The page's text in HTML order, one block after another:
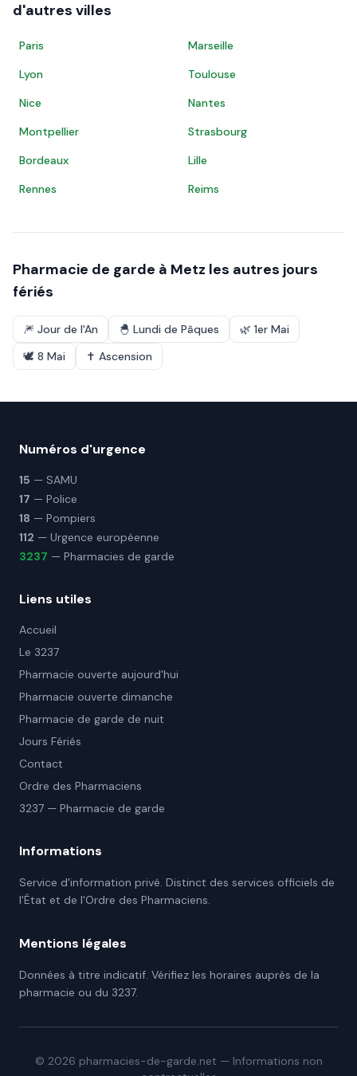
d'autres villes
Paris
Marseille
Lyon
Toulouse
Nice
Nantes
Montpellier
Strasbourg
Bordeaux
Lille
Rennes
Reims
Pharmacie de garde à Metz les autres jours
fériés
🎆 Jour de l'An 🐣 Lundi de Pâques 🌿 1er Mai
🕊️ 8 Mai ✝️ Ascension
Numéros d'urgence
15 — SAMU
17 — Police
18 — Pompiers
112 — Urgence européenne
3237 — Pharmacies de garde
Liens utiles
Accueil
Le 3237
Pharmacie ouverte aujourd'hui
Pharmacie ouverte dimanche
Pharmacie de garde de nuit
Jours Fériés
Contact
Ordre des Pharmaciens
3237 — Pharmacie de garde
Informations
Service d'information privé. Distinct des services officiels de
l'État et de l'Ordre des Pharmaciens.
Mentions légales
Données à titre indicatif. Vérifiez les horaires auprès de la
pharmacie ou du 3237.
© 2026 pharmacies-de-garde.net — Informations non